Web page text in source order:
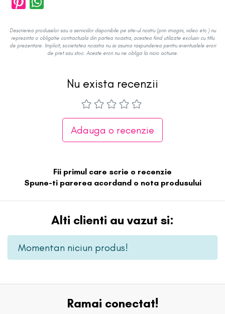
Descrierea produselor sau a serviciilor disponibile pe site-ul nostru (prin imagini, video etc.) nu
reprezinta o obligatie contractuala din partea noastra, acestea fiind utilizate exclusiv cu titlu
de prezentare. Implicit, societatea noastra nu isi asuma raspunderea pentru eventualele erori
de pret sau stoc. Aceste erori nu ne obliga la nicio actiune.
Nu exista recenzii
Adauga o recenzie
Fii primul care scrie o recenzie
Spune-ti parerea acordand o nota produsului
Alti clienti au vazut si:
Momentan niciun produs!
Ramai conectat!